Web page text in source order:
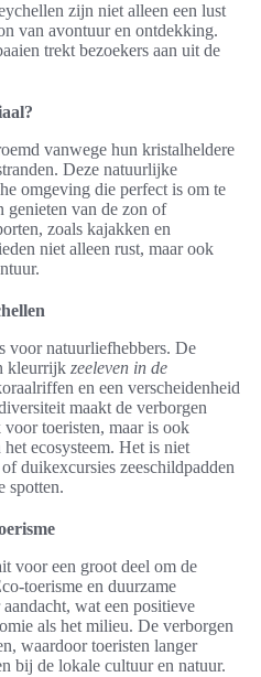
zijn niet alleen een lust
van avontuur en ontdekking.
trekt bezoekers aan uit de
vanwege hun kristalheldere
Deze natuurlijke
omgeving die perfect is om te
genieten van de zon of
zoals kajakken en
niet alleen rust, maar ook
voor natuurliefhebbers. De
kleurrijk zeeleven in de
en een verscheidenheid
maakt de verborgen
toeristen, maar is ook
ecosysteem. Het is niet
duikexcursies zeeschildpadden
spotten.
voor een groot deel om de
toerisme en duurzame
wat een positieve
als het milieu. De verborgen
waardoor toeristen langer
bij de lokale cultuur en natuur.